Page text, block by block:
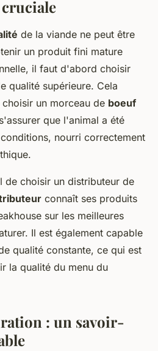
de la viande ne peut être
un produit fini mature
il faut d'abord choisir
qualité supérieure. Cela
un morceau de boeuf
que l'animal a été
nourri correctement
de choisir un distributeur de
connaît ses produits
sur les meilleures
Il est également capable
qualité constante, ce qui est
la qualité du menu du
: un savoir-